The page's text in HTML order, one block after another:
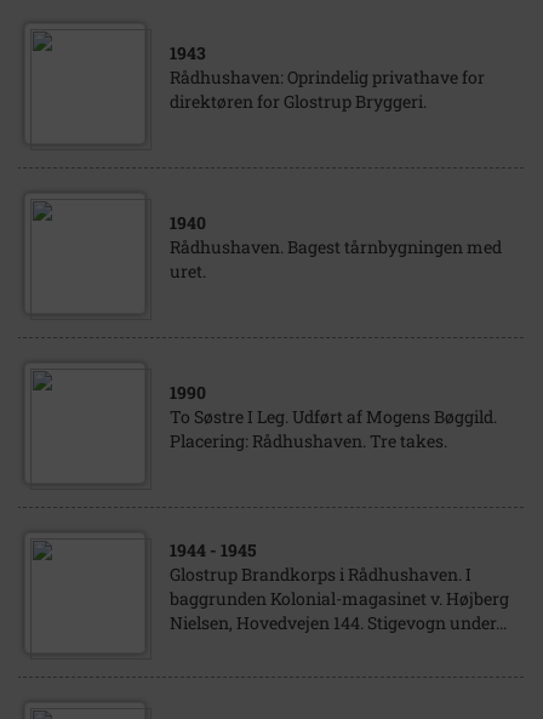
1943
Rådhushaven: Oprindelig privathave for
direktøren for Glostrup Bryggeri.
1940
Rådhushaven. Bagest tårnbygningen med
uret.
1990
To Søstre I Leg. Udført af Mogens Bøggild.
Placering: Rådhushaven. Tre takes.
1944 - 1945
Glostrup Brandkorps i Rådhushaven. I
baggrunden Kolonial-magasinet v. Højberg
Nielsen, Hovedvejen 144. Stigevogn under...